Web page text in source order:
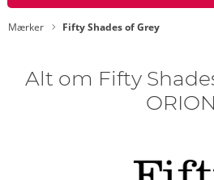
Mærker Fifty Shades of Grey
Alt om Fifty
ORION